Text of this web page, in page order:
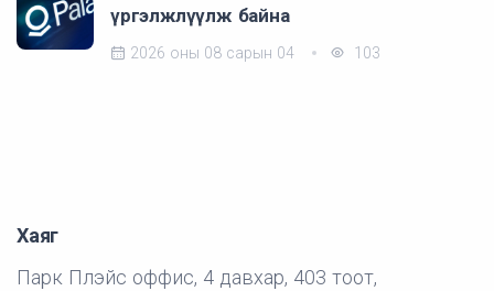
үргэлжлүүлж байна
2026 оны 08 сарын 04 103
Хаяг
Парк Плэйс оффис, 4 давхар, 403 тоот,